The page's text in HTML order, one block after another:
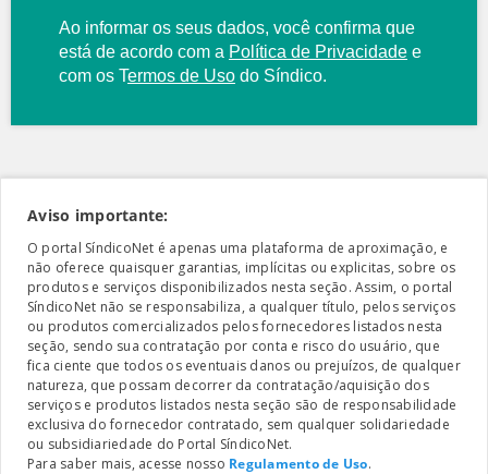
Ao informar os seus dados, você confirma que
está de acordo com a Política de Privacidade e
com os Termos de Uso do Síndico.
Aviso importante:
O portal SíndicoNet é apenas uma plataforma de aproximação, e
não oferece quaisquer garantias, implícitas ou explicitas, sobre os
produtos e serviços disponibilizados nesta seção. Assim, o portal
SíndicoNet não se responsabiliza, a qualquer título, pelos serviços
ou produtos comercializados pelos fornecedores listados nesta
seção, sendo sua contratação por conta e risco do usuário, que
fica ciente que todos os eventuais danos ou prejuízos, de qualquer
natureza, que possam decorrer da contratação/aquisição dos
serviços e produtos listados nesta seção são de responsabilidade
exclusiva do fornecedor contratado, sem qualquer solidariedade
ou subsidiariedade do Portal SíndicoNet.
Para saber mais, acesse nosso Regulamento de Uso.